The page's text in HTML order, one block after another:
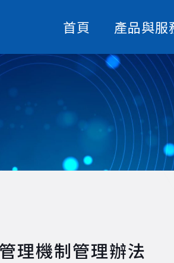
首頁 產品與服
理機制管理辦法